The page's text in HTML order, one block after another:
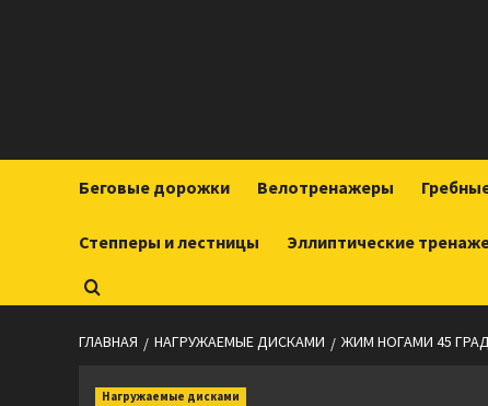
Беговые дорожки Велотренажеры
Степперы и лестницы Эллиптические
ГЛАВНАЯ НАГРУЖАЕМЫЕ ДИСКАМИ ЖИМ НОГАМИ 45
Нагружаемые дисками